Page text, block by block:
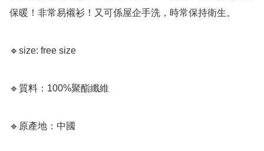
保暖！非常易襯衫！又可係屋企手洗，時常保持衛生。
🔹size: free size
🔹質料：100%聚酯纖維
🔹原產地：中國